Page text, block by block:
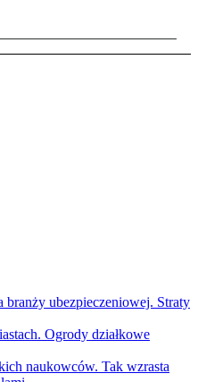
branży ubezpieczeniowej. Straty
Ogrody działkowe
naukowców. Tak wzrasta